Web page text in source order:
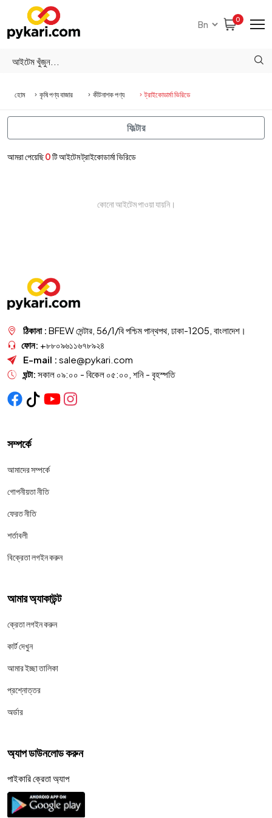
0
হোম কৃষি পণ্য বাজার কীটনাশক পণ্য ট্রাইকোডার্মা ভিরিডে
আমরা পেয়েছি0টি আইটেম ট্রাইকোডার্মা ভিরিডে
কোনো আইটেম পাওয়া যায়নি।
ফিল্টার
ঠিকানা : BFEW সেন্টার, 56/1/বি পশ্চিম পান্থপথ, ঢাকা-1205, বাংলাদেশ।
ফোন: +৮৮০৯৬১১৬৭৮৯২৪
E-mail : sale@pykari.com
ঘন্টা: সকাল ০৯:০০ - বিকেল ০৫:০০, শনি - বৃহস্পতি
সম্পর্কে
আমাদের সম্পর্কে
গোপনীয়তা নীতি
ফেরত নীতি
শর্তাবলী
বিক্রেতা লগইন করুন
আমার অ্যাকাউন্ট
ক্রেতা লগইন করুন
কার্ট দেখুন
আমার ইচ্ছা তালিকা
প্রশ্নোত্তর
অর্ডার
অ্যাপ ডাউনলোড করুন
পাইকারি ক্রেতা অ্যাপ